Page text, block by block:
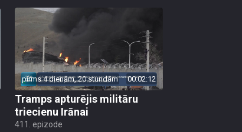
pirms 4 dienām, 20 stundām 00:02:12
Tramps apturējis militāru
triecienu Irānai
411. epizode